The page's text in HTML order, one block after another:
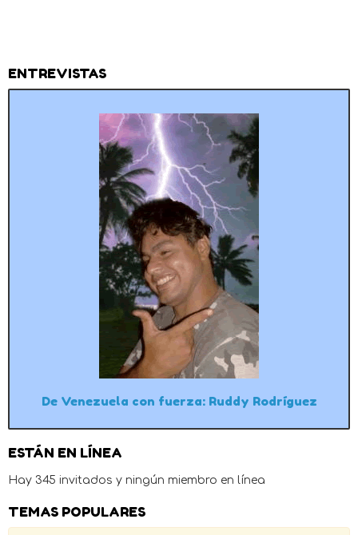
ENTREVISTAS
De Venezuela con fuerza: Ruddy Rodríguez
ESTÁN EN LÍNEA
Hay 345 invitados y ningún miembro en línea
TEMAS POPULARES